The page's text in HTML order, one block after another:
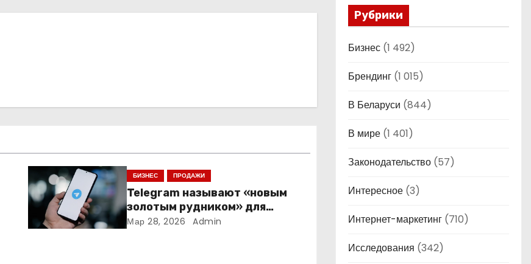
БИЗНЕС ПРОДАЖИ
Telegram называют «новым
золотым рудником» для
креаторов: как блогеры
Мар 28, 2026 Admin
Рубрики
Бизнес (1 492)
Брендинг (1 015)
В Беларуси (844)
В мире (1 401)
Законодательство (57)
Интересное (3)
Интернет-маркетинг (710)
Исследования (342)